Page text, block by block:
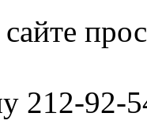
212-92-